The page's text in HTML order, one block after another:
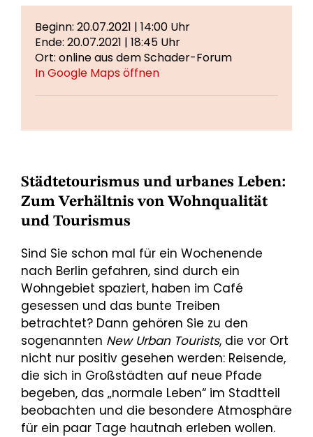
Beginn: 20.07.2021 | 14:00 Uhr
Ende: 20.07.2021 | 18:45 Uhr
Ort: online aus dem Schader-Forum
In Google Maps öffnen
Städtetourismus und urbanes Leben:
Zum Verhältnis von Wohnqualität
und Tourismus
Sind Sie schon mal für ein Wochenende
nach Berlin gefahren, sind durch ein
Wohngebiet spaziert, haben im Café
gesessen und das bunte Treiben
betrachtet? Dann gehören Sie zu den
sogenannten New Urban Tourists, die vor Ort
nicht nur positiv gesehen werden: Reisende,
die sich in Großstädten auf neue Pfade
begeben, das „normale Leben“ im Stadtteil
beobachten und die besondere Atmosphäre
für ein paar Tage hautnah erleben wollen.